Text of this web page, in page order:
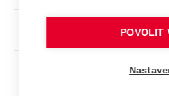
Ochrana osobních údajů
odkaz)
POVOLIT